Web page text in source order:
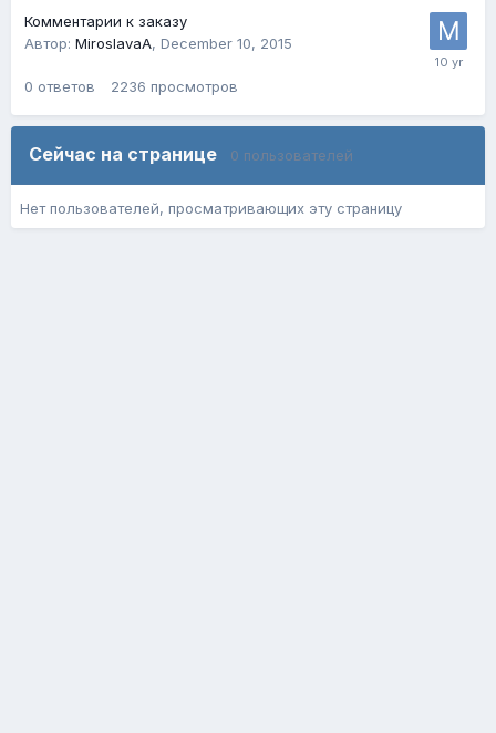
Комментарии к заказу
Автор: MiroslavaA, December 10, 2015
0 ответов 2236 просмотров
Сейчас на странице 0 пользователей
Нет пользователей, просматривающих эту страницу